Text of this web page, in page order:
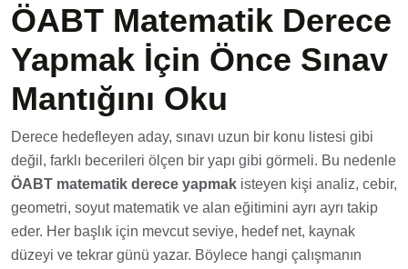
ÖABT Matematik Derece
Yapmak İçin Önce Sınav
Mantığını Oku
Derece hedefleyen aday, sınavı uzun bir konu listesi gibi
değil, farklı becerileri ölçen bir yapı gibi görmeli. Bu nedenle
ÖABT matematik derece yapmak isteyen kişi analiz, cebir,
geometri, soyut matematik ve alan eğitimini ayrı ayrı takip
eder. Her başlık için mevcut seviye, hedef net, kaynak
düzeyi ve tekrar günü yazar. Böylece hangi çalışmanın